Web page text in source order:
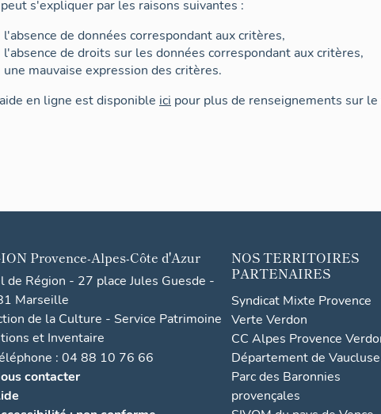
s'expliquer par les raisons suivantes :
l'absence de données correspondant aux critères,
l'absence de droits sur les données correspondant aux critères,
une mauvaise expression des critères.
en ligne est disponible ici pour plus de renseignements sur
Provence-Alpes-Côte d'Azur
de Région - 27 place Jules Guesde -
Marseille
de la Culture - Service Patrimoine
et Inventaire
: 04 88 10 76 66
contacter
NOS TERRITOIRES
PARTENAIRES
Syndicat Mixte Provence
Verte Verdon
CC Alpes Provence
Département de Vaucluse
Parc des Baronnies
provençales